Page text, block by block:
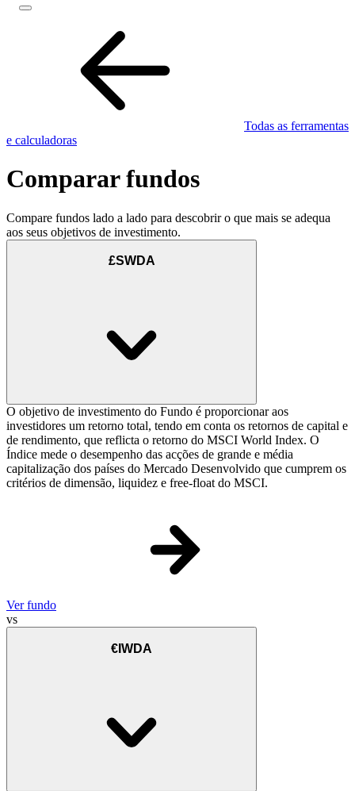
Todas as ferramentas
e calculadoras
Comparar fundos
Compare fundos lado a lado para descobrir o que mais se adequa
aos seus objetivos de investimento.
£SWDA
O objetivo de investimento do Fundo é proporcionar aos
investidores um retorno total, tendo em conta os retornos de capital e
de rendimento, que reflicta o retorno do MSCI World Index. O
Índice mede o desempenho das acções de grande e média
capitalização dos países do Mercado Desenvolvido que cumprem os
critérios de dimensão, liquidez e free-float do MSCI.
Ver fundo
vs
€IWDA